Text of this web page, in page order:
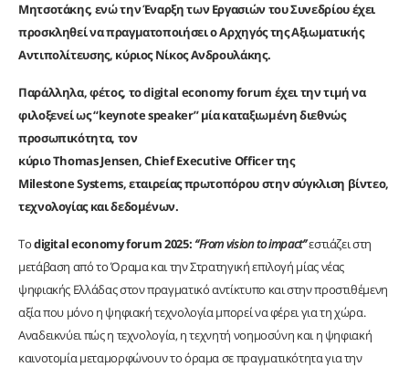
Μητσοτάκης,ενώ την Έναρξη των Εργασιών του Συνεδρίου έχει
προσκληθεί να πραγματοποιήσει ο Αρχηγός της Αξιωματικής
Αντιπολίτευσης, κύριος Νίκος Ανδρουλάκης.
Παράλληλα, φέτος, το digital economy forum έχει την τιμή να
φιλοξενεί ως “keynotespeaker” μία καταξιωμένη διεθνώς
προσωπικότητα, τον
κύριο ThomasJensen, ChiefExecutiveOfficerτης
MilestoneSystems, εταιρείας πρωτοπόρου στην σύγκλιση βίντεο,
τεχνολογίας και δεδομένων.
Τοdigitaleconomyforum2025:“Fromvisiontoimpact”εστιάζει στη
μετάβαση από το Όραμα και την Στρατηγική επιλογή μίας νέας
ψηφιακής Ελλάδας στον πραγματικό αντίκτυπο και στην προστιθέμενη
αξία που μόνο η ψηφιακή τεχνολογία μπορεί να φέρει για τη χώρα.
Αναδεικνύει πώς η τεχνολογία, η τεχνητή νοημοσύνη και η ψηφιακή
καινοτομία μεταμορφώνουν το όραμα σε πραγματικότητα για την